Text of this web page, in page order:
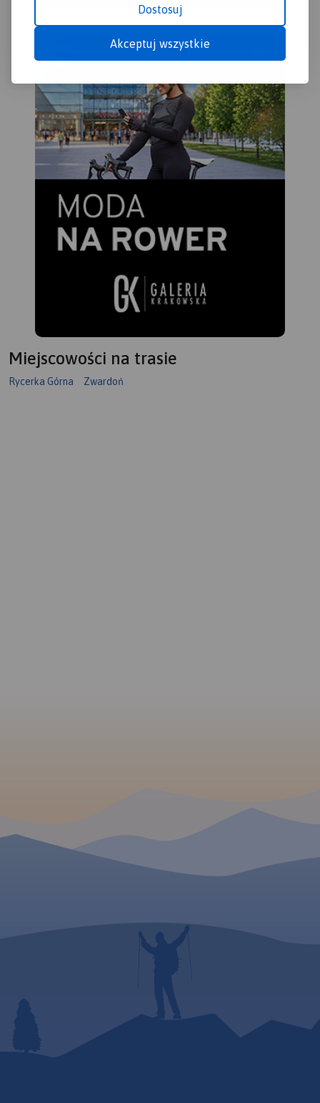
Dostosuj
Akceptuj wszystkie
Miejscowości na trasie
Rycerka Górna Zwardoń